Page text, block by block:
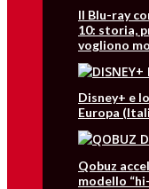
Il Blu-ray
10: storia,
vogliono
Disney+ e
Europa
Qobuz
modello